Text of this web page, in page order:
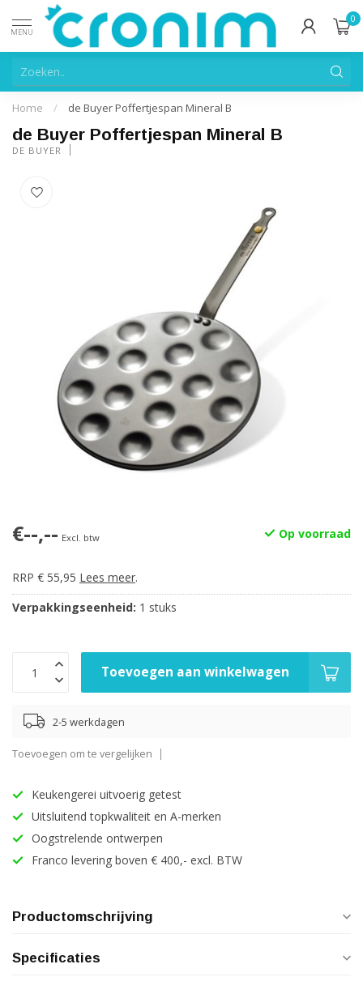
MENU
0
Home / de Buyer Poffertjespan Mineral B
de Buyer Poffertjespan Mineral B
DE BUYER
€--,-- Excl. btw Op voorraad
RRP € 55,95 Lees meer.
Verpakkingseenheid: 1 stuks
Toevoegen aan winkelwagen
2-5 werkdagen
Toevoegen om te vergelijken
Keukengerei uitvoerig getest
Uitsluitend topkwaliteit en A-merken
Oogstrelende ontwerpen
Franco levering boven € 400,- excl. BTW
Productomschrijving
Specificaties